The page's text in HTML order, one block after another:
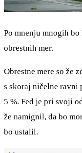
Po mnenju mnogih
obrestnih mer.
Obrestne mere so že
s skoraj ničelne ravni
5 %. Fed je pri svoji
že namignil, da bo
bo ustalil.